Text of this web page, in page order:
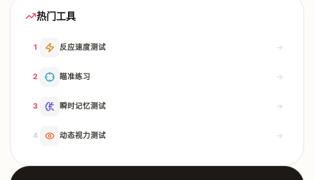
热门工具
1 反应速度测试
2 瞄准练习
3 瞬时记忆测试
4 动态视力测试